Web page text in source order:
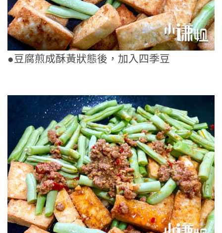
●豆腐煎成酥黃狀態後，加入四季豆